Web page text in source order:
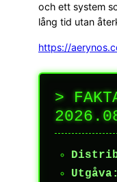
och ett system
lång tid utan
https://
>
Utgåva: